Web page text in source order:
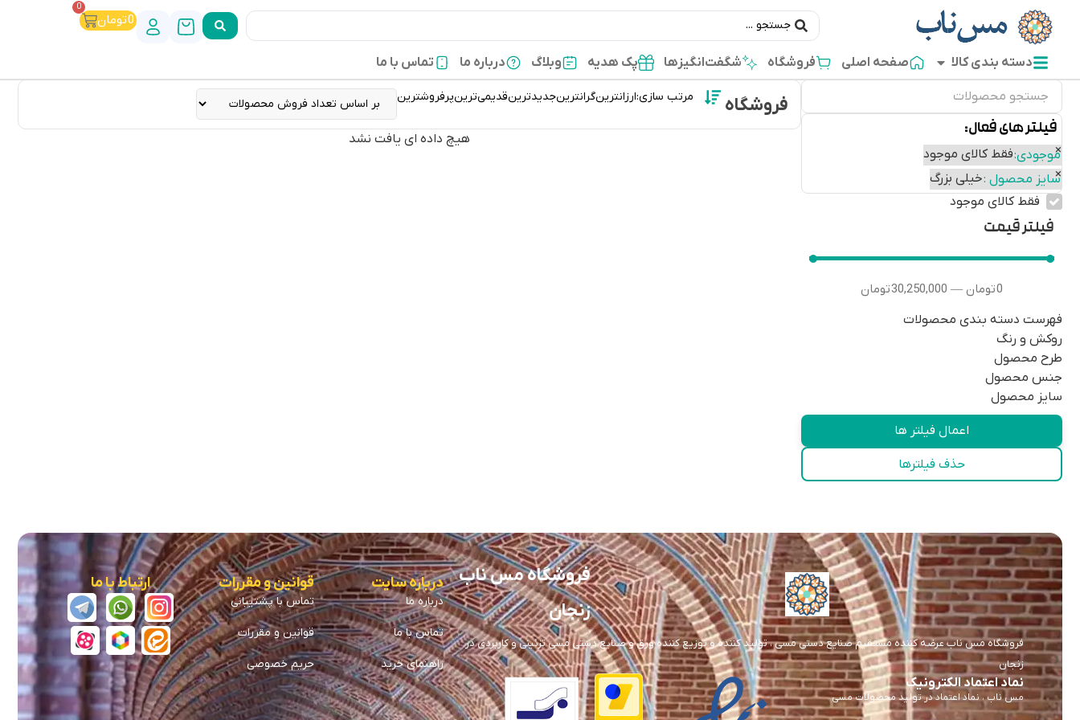
0تومان
0
دسته بندی کالا صفحه اصلی فروشگاه شگفت‌انگیزها پک هدیه وبلاگ درباره ما تماس با ما
فیلتر های فعال:
موجودی:فقط کالای موجود
×
سایز محصول :خیلی بزرگ
×
فقط کالای موجود
فیلتر قیمت
0تومان —
30,250,000تومان
فهرست دسته بندی محصولات
روکش و رنگ
طرح محصول
جنس محصول
سایز محصول
اعمال فیلتر ها
حذف فیلترها
فروشگاه مرتب سازی:ارزانترینگرانترینجدیدترینقدیمی‌ترینپرفروشترین
هیچ داده ای یافت نشد
فروشگاه مس ناب
زنجان
فروشگاه مس ناب عرضه کننده مستقیم صنایع دستی مسی ، تولید کننده و توزیع کننده ورق و صنایع دستی مسی تزئینی و کاربردی در
زنجان
نماد اعتماد الکترونیک
مس ناب ، نماد اعتماد در تولید محصولات مسی
درباره سایت
درباره ما
تماس با ما
راهنمای خرید
قوانین و مقررات
تماس با پشتیبانی
قوانین و مقررات
حریم خصوصی
ارتباط با ما